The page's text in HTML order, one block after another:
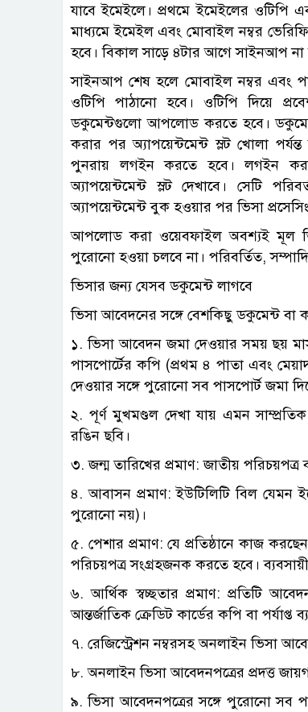
যাবে ইমেইলে। প্রথমে ইমেইলের
মাধ্যমে ইমেইল এবং মোবাইল নম্বর
হবে। বিকাল সাড়ে ৪টার আগে সাইনআপ না
সাইনআপ শেষ হলে মোবাইল নম্বর এবং
ওটিপি পাঠানো হবে। ওটিপি দিয়ে
ডকুমেন্টগুলো আপলোড করতে হবে।
করার পর অ্যাপয়েন্টমেন্ট স্লট খোলা
পুনরায় লগইন করতে হবে। লগইন করার
অ্যাপয়েন্টমেন্ট স্লট দেখাবে। সেটি
অ্যাপয়েন্টমেন্ট বুক হওয়ার পর ভিসা
আপলোড করা ওয়েবফাইল অবশ্যই মূল
পুরোনো হওয়া চলবে না। পরিবর্তিত,
ভিসার জন্য যেসব ডকুমেন্ট লাগবে
ভিসা আবেদনের সঙ্গে বেশকিছু ডকুমেন্ট বা
১. ভিসা আবেদন জমা দেওয়ার সময় ছয়
পাসপোর্টের কপি (প্রথম ৪ পাতা এবং
দেওয়ার সঙ্গে পুরোনো সব পাসপোর্ট জমা
২. পূর্ণ মুখমণ্ডল দেখা যায় এমন
রঙিন ছবি।
৩. জন্ম তারিখের প্রমাণ: জাতীয় পরিচয়পত্র
৪. আবাসন প্রমাণ: ইউটিলিটি বিল যেমন
পুরোনো নয়)।
৫. পেশার প্রমাণ: যে প্রতিষ্ঠানে কাজ করছেন
পরিচয়পত্র সংগ্রহজনক করতে হবে।
৬. আর্থিক স্বচ্ছতার প্রমাণ: প্রতিটি
আন্তর্জাতিক ক্রেডিট কার্ডের কপি বা পর্যাপ্ত
৭. রেজিস্ট্রেশন নম্বরসহ অনলাইন ভিসা
৮. অনলাইন ভিসা আবেদনপত্রের প্রদত্ত
৯. ভিসা আবেদনপত্রের সঙ্গে পুরোনো সব